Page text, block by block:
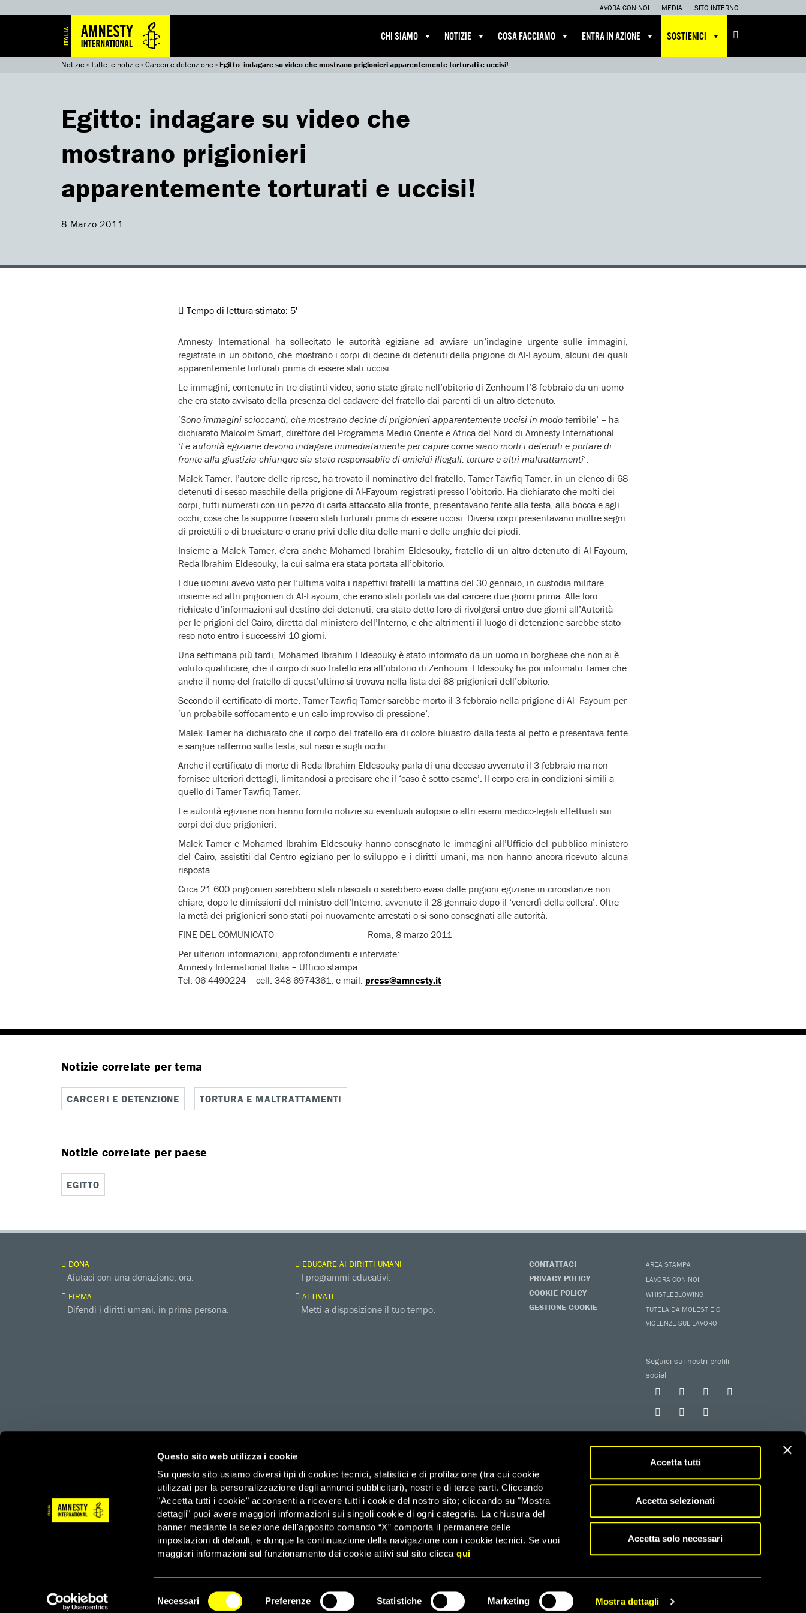
Questo sito web utilizza i cookie
Su questo sito usiamo diversi tipi di cookie: tecnici, statistici e di profilazione (tra cui cookie
utilizzati per la personalizzazione degli annunci pubblicitari), nostri e di terze parti. Cliccando
"Accetta tutti i cookie" acconsenti a ricevere tutti i cookie del nostro sito; cliccando su "Mostra
dettagli" puoi avere maggiori informazioni sui singoli cookie di ogni categoria. La chiusura del
banner mediante la selezione dell'apposito comando “X” comporta il permanere delle
impostazioni di default, e dunque la continuazione della navigazione con i cookie tecnici. Se vuoi
maggiori informazioni sul funzionamento dei cookie attivi sul sito cliccaqui
del
Necessari Preferenze Statistiche Marketing Mostra dettagli
Accetta tutti
Accetta selezionati
Accetta solo necessari
LAVORA CON NOI MEDIA SITO INTERNO
CHI SIAMO NOTIZIE COSA FACCIAMO ENTRA IN AZIONE SOSTIENICI
Notizie»Tutte le notizie»Carceri e detenzione»Egitto: indagare su video che mostrano prigionieri apparentemente torturati e uccisi!
Egitto: indagare su video che
mostrano prigionieri
apparentemente torturati e uccisi!
8 Marzo 2011
Tempo di lettura stimato: 5'
Amnesty International ha sollecitato le autorità egiziane ad avviare un’indagine urgente sulle immagini,
registrate in un obitorio, che mostrano i corpi di decine di detenuti della prigione di Al-Fayoum, alcuni dei quali
apparentemente torturati prima di essere stati uccisi.
Le immagini, contenute in tre distinti video, sono state girate nell’obitorio di Zenhoum l’8 febbraio da un uomo
che era stato avvisato della presenza del cadavere del fratello dai parenti di un altro detenuto.
‘Sono immagini scioccanti, che mostrano decine di prigionieri apparentemente uccisi in modo terribile’ – ha
dichiarato Malcolm Smart, direttore del Programma Medio Oriente e Africa del Nord di Amnesty International.
‘Le autorità egiziane devono indagare immediatamente per capire come siano morti i detenuti e portare di
fronte alla giustizia chiunque sia stato responsabile di omicidi illegali, torture e altri maltrattamenti‘.
Malek Tamer, l’autore delle riprese, ha trovato il nominativo del fratello, Tamer Tawfiq Tamer, in un elenco di 68
detenuti di sesso maschile della prigione di Al-Fayoum registrati presso l’obitorio. Ha dichiarato che molti dei
corpi, tutti numerati con un pezzo di carta attaccato alla fronte, presentavano ferite alla testa, alla bocca e agli
occhi, cosa che fa supporre fossero stati torturati prima di essere uccisi. Diversi corpi presentavano inoltre segni
di proiettili o di bruciature o erano privi delle dita delle mani e delle unghie dei piedi.
Insieme a Malek Tamer, c’era anche Mohamed Ibrahim Eldesouky, fratello di un altro detenuto di Al-Fayoum,
Reda Ibrahim Eldesouky, la cui salma era stata portata all’obitorio.
I due uomini avevo visto per l’ultima volta i rispettivi fratelli la mattina del 30 gennaio, in custodia militare
insieme ad altri prigionieri di Al-Fayoum, che erano stati portati via dal carcere due giorni prima. Alle loro
richieste d’informazioni sul destino dei detenuti, era stato detto loro di rivolgersi entro due giorni all’Autorità
per le prigioni del Cairo, diretta dal ministero dell’Interno, e che altrimenti il luogo di detenzione sarebbe stato
reso noto entro i successivi 10 giorni.
Una settimana più tardi, Mohamed Ibrahim Eldesouky è stato informato da un uomo in borghese che non si è
voluto qualificare, che il corpo di suo fratello era all’obitorio di Zenhoum. Eldesouky ha poi informato Tamer che
anche il nome del fratello di quest’ultimo si trovava nella lista dei 68 prigionieri dell’obitorio.
Secondo il certificato di morte, Tamer Tawfiq Tamer sarebbe morto il 3 febbraio nella prigione di Al- Fayoum per
‘un probabile soffocamento e un calo improvviso di pressione’.
Malek Tamer ha dichiarato che il corpo del fratello era di colore bluastro dalla testa al petto e presentava ferite
e sangue raffermo sulla testa, sul naso e sugli occhi.
Anche il certificato di morte di Reda Ibrahim Eldesouky parla di una decesso avvenuto il 3 febbraio ma non
fornisce ulteriori dettagli, limitandosi a precisare che il ‘caso è sotto esame’. Il corpo era in condizioni simili a
quello di Tamer Tawfiq Tamer.
Le autorità egiziane non hanno fornito notizie su eventuali autopsie o altri esami medico-legali effettuati sui
corpi dei due prigionieri.
Malek Tamer e Mohamed Ibrahim Eldesouky hanno consegnato le immagini all’Ufficio del pubblico ministero
del Cairo, assistiti dal Centro egiziano per lo sviluppo e i diritti umani, ma non hanno ancora ricevuto alcuna
risposta.
Circa 21.600 prigionieri sarebbero stati rilasciati o sarebbero evasi dalle prigioni egiziane in circostanze non
chiare, dopo le dimissioni del ministro dell’Interno, avvenute il 28 gennaio dopo il ‘venerdì della collera’. Oltre
la metà dei prigionieri sono stati poi nuovamente arrestati o si sono consegnati alle autorità.
FINE DEL COMUNICATO Roma, 8 marzo 2011
Per ulteriori informazioni, approfondimenti e interviste:
Amnesty International Italia – Ufficio stampa
Tel. 06 4490224 – cell. 348-6974361, e-mail: press@amnesty.it
Notizie correlate per tema
CARCERI E DETENZIONE TORTURA E MALTRATTAMENTI
Notizie correlate per paese
EGITTO
NEWSLETTER ISCRIVITI CONDIVIDI
DONA
Aiutaci con una donazione, ora.
FIRMA
Difendi i diritti umani, in prima persona.
EDUCARE AI DIRITTI UMANI
I programmi educativi.
ATTIVATI
Metti a disposizione il tuo tempo.
CONTATTACI
PRIVACY POLICY
COOKIE POLICY
GESTIONE COOKIE
AREA STAMPA
LAVORA CON NOI
WHISTLEBLOWING
TUTELA DA MOLESTIE O
VIOLENZE SUL LAVORO
Seguici sui nostri profili
social
amnesty.org
Amnesty International – Sezione Italiana OdV – Via Ludovico di Savoia 2b (Spazio 3M) – 00185 Roma, Organizzazione di Volontariato iscritta al RUNTS con determinazione n. G02926 del
3/3/2023
Tel: 06 44901 – Fax: 06 4490222 – Email: info@amnesty.it – PEC: affarigenerali@pec.amnesty.it – C.F. 03031110582 –Agevolazioni fiscali
Servizio Sostenitori – Tel: 06 4490210 – Fax: 06 4490243 – Email: infoamnesty@amnesty.it – WhatsApp:
3482349345 –FAQ
© 2026 Amnesty International